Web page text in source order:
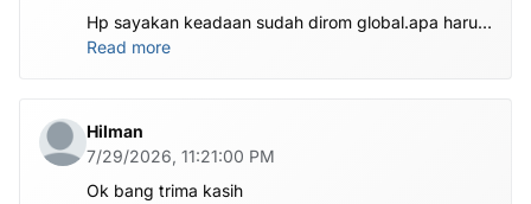
Hp sayakan keadaan sudah dirom global.apa harus
ditest poin dlu bang
Read more
Hilman
7/29/2026, 11:21:00 PM
Ok bang trima kasih